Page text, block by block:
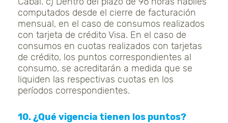
computados desde el cierre de facturación
mensual, en el caso de consumos realizados
con tarjeta de crédito Visa. En el caso de
consumos en cuotas realizados con tarjetas
de crédito, los puntos correspondientes al
consumo, se acreditarán a medida que se
liquiden las respectivas cuotas en los
períodos correspondientes.
10. ¿Qué vigencia tienen los puntos?